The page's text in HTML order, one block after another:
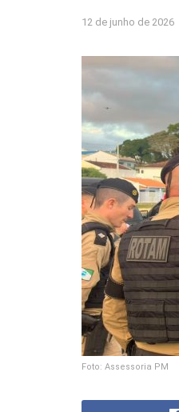
12 de junho de 2026
Foto: Assessoria PM